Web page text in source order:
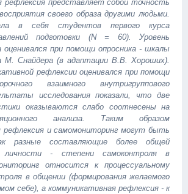
рефлексия представляет собой точность
своего образа другими людьми.
в себя студентов первого курса
подготовки (N = 60). Уровень
оценивался при помощи опросника - шкалы
М. Снайдера (в адаптации В.В. Хороших).
рефлексии оценивался при помощи
взаимного внутригруппового
исследования показали, что две
оказываются слабо соотнесены на
анализа. Таким образом
рефлексия и самомониторинг могут быть
разные составляющие более общей
личности - степени самоконтроля в
относится к процессуальному
в общении (формирования желаемого
себе), а коммуникативная рефлексия - к